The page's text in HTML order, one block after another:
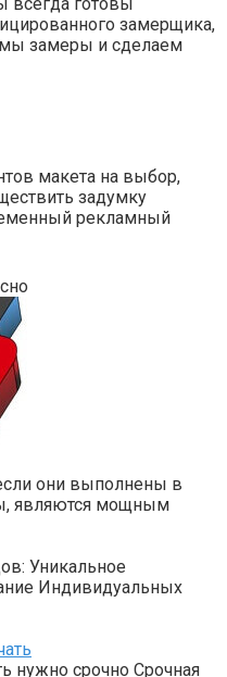
замерщика,
замеры и сделаем
макета на выбор,
задумку
рекламный
они выполнены в
являются мощным
Уникальное
Индивидуальных
нужно срочно Срочная